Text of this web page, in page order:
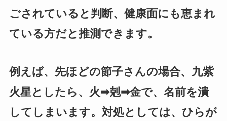
ごされていると判断、健康面にも恵まれ
ている方だと推測できます。
例えば、先ほどの節子さんの場合、九紫
火星としたら、火➡剋➡金で、名前を潰
してしまいます。対処としては、ひらが